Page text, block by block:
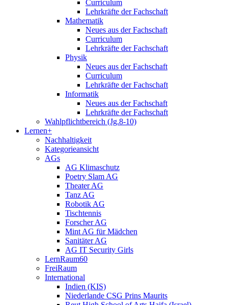
Curriculum
Lehrkräfte der Fachschaft
Mathematik
Neues aus der Fachschaft
Curriculum
Lehrkräfte der Fachschaft
Physik
Neues aus der Fachschaft
Curriculum
Lehrkräfte der Fachschaft
Informatik
Neues aus der Fachschaft
Lehrkräfte der Fachschaft
Wahlpflichtbereich (Jg.8-10)
Lernen+
Nachhaltigkeit
Kategorieansicht
AGs
AG Klimaschutz
Poetry Slam AG
Theater AG
Tanz AG
Robotik AG
Tischtennis
Forscher AG
Mint AG für Mädchen
Sanitäter AG
AG IT Security Girls
LernRaum60
FreiRaum
International
Indien (KIS)
Niederlande CSG Prins Maurits